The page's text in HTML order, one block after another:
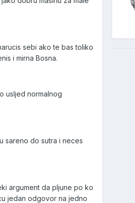
sebi ako te bas toliko
i mirna Bosna.
usljed normalnog
sareno do sutra i neces
argument da pljune po ko
jedan odgovor na jedno